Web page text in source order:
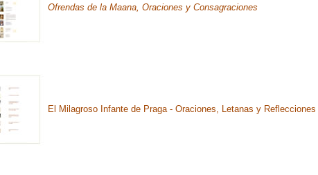
Ofrendas de la Maana, Oraciones y Consagraciones
El Milagroso Infante de Praga - Oraciones, Letanas y Reflecciones